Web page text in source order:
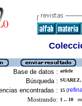
Base de datos : article
Búsqueda :
encontradas : 15 [
Mostrando: 1 .. 10 en